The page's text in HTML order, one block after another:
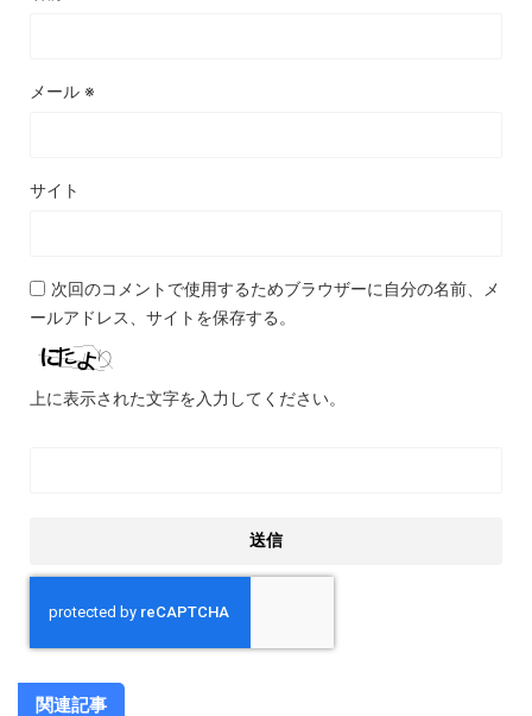
メール ※
サイト
次回のコメントで使用するためブラウザーに自分の名前、メ
ールアドレス、サイトを保存する。
上に表示された文字を入力してください。
関連記事